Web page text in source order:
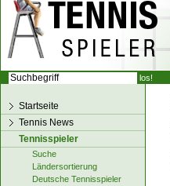
Startseite
Tennis News
Tennisspieler
Suche
Ländersortierung
Deutsche Tennisspieler
los!